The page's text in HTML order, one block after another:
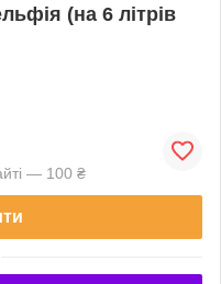
(на 6 літрів
— 100 ₴